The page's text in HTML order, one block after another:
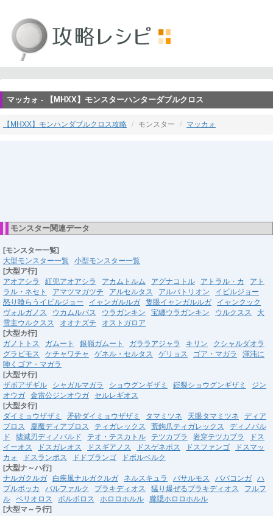
マッカォ - 【MHXX】モンスターハンターダブルクロス
【MHXX】モンハンダブルクロス攻略 モンスター マッカォ
モンスター関連データ
[モンスター一覧]
大型モンスター一覧
小型モンスター一覧
[大型ア行]
アオアシラ
紅兜アオアシラ アカムトルム アグナコトル アトラル・カ
アト
ラル・ネセト
アマツマガツチ アルセルタス アルバトリオン
イビルジョー
怒り喰らうイビルジョー
イャンガルルガ 隻眼イャンガルルガ
イャンクック
ヴォルガノス
ウカムルバス ウラガンキン 宝纏ウラガンキン ウルクスス
大
雪主ウルクスス
オオナズチ
オストガロア
[大型カ行]
ガノトトス
ガムート 銀嶺ガムート ガララアジャラ キリン
クシャルダオラ
グラビモス
ケチャワチャ ゲネル・セルタス ゲリョス ゴア・マガラ
渾沌に
呻くゴア・マガラ
[大型サ行]
ザボアザギル
シャガルマガラ ショウグンギザミ 鎧裂ショウグンギザミ
ジン
オウガ
金雷公ジンオウガ
セルレギオス
[大型タ行]
ダイミョウザザミ
矛砕ダイミョウザザミ タマミツネ 天眼タマミツネ
ディア
ブロス
鏖魔ディアブロス ティガレックス 荒鉤爪ティガレックス
ディノバル
ド
燼滅刃ディノバルド テオ・テスカトル テツカブラ 岩穿テツカブラ
ドス
イーオス
ドスガレオス ドスギアノス ドスゲネポス ドスファンゴ
ドスマッ
カォ
ドスランポス ドドブランゴ
ドボルベルク
[大型ナ～ハ行]
ナルガクルガ
白疾風ナルガクルガ ネルスキュラ バサルモス ババコンガ
ハ
プルボッカ
バルファルク ブラキディオス 猛り爆ぜるブラキディオス
フルフ
ル
ベリオロス ボルボロス ホロロホルル
朧隠ホロロホルル
[大型マ～ラ行]